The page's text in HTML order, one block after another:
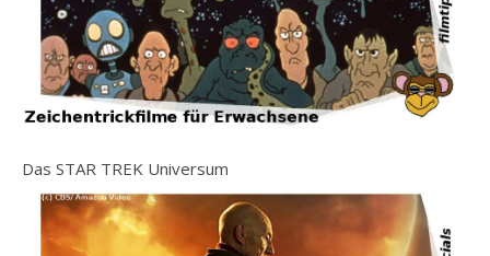
Das STAR TREK Universum